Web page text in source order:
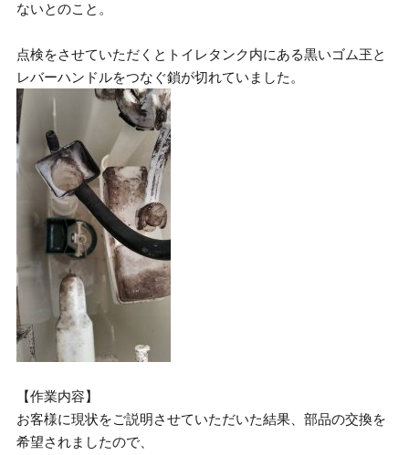
ないとのこと。
点検をさせていただくとトイレタンク内にある黒いゴム玊と
レバーハンドルをつなぐ鎖が切れていました。
【作業内容】
お客様に現状をご説明させていただいた結果、部品の交換を
希望されましたので、